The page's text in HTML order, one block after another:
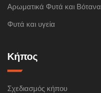
Αρωματικά Φυτά και Βότανα
Φυτά και υγεία
Κήπος
Σχεδιασμός κήπου